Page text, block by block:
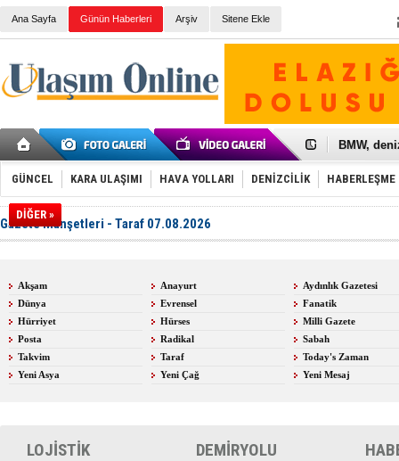
Ana Sayfa Günün Haberleri Arşiv Sitene Ekle
Kiralık
Ünye
Otomobil
'Jet uçak'
GÜNCEL KARA ULAŞIMI HAVA YOLLARI DENİZCİLİK HABERLEŞME
DİĞER »
Gazete Manşetleri - Taraf 07.08.2026
Akşam Anayurt
Aydınlık Gazetesi
Dünya
Evrensel
Fanatik
Hürriyet
Hürses
Milli Gazete
Posta
Radikal
Sabah
Takvim
Taraf
Today's Zaman
Yeni Asya
Yeni Çağ Yeni Mesaj
LOJİSTİK DEMİRYOLU